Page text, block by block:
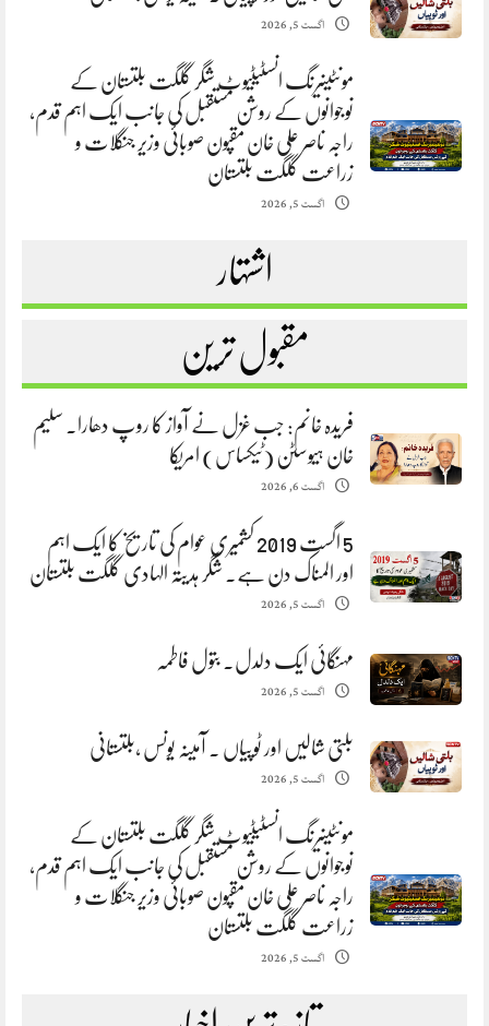
اگست 5, 2026
مونٹینیرنگ انسٹیٹیوٹ شگر گلگت بلتستان کے
نوجوانوں کے روشن مستقبل کی جانب ایک اہم قدم،
راجہ ناصر علی خان مقپون صوبائی وزیر جنگلات و
زراعت گلگت بلتستان
اگست 5, 2026
اشتہار
مقبول ترین
فریدہ خانم: جب غزل نے آواز کا روپ دھارا. سلیم
خان ہیوسٹن (ٹیکساس) امریکا
اگست 6, 2026
5 اگست 2019 کشمیری عوام کی تاریخ کا ایک اہم
اور المناک دن ہے. شگر ہدیتہ الہادی گلگت بلتستان
اگست 5, 2026
مہنگائی ایک دلدل. بتول فاطمہ
اگست 5, 2026
بلتی شالیں اور ٹوپیاں . آمینہ یونس ،بلتستانی
اگست 5, 2026
مونٹینیرنگ انسٹیٹیوٹ شگر گلگت بلتستان کے
نوجوانوں کے روشن مستقبل کی جانب ایک اہم قدم،
راجہ ناصر علی خان مقپون صوبائی وزیر جنگلات و
زراعت گلگت بلتستان
اگست 5, 2026